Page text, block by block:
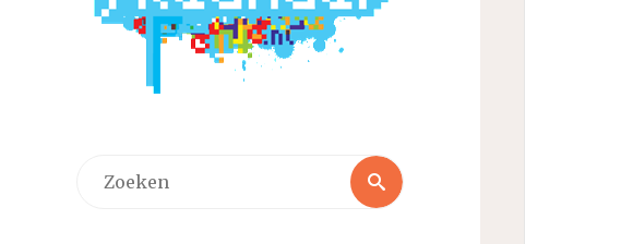
Zoeken